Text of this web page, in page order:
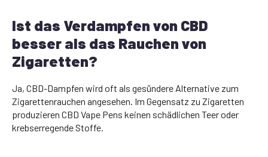
Ist das Verdampfen von CBD
besser als das Rauchen von
Zigaretten?
Ja, CBD-Dampfen wird oft als gesündere Alternative zum
Zigarettenrauchen angesehen. Im Gegensatz zu Zigaretten
produzieren CBD Vape Pens keinen schädlichen Teer oder
krebserregende Stoffe.